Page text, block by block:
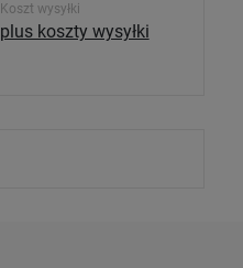
Koszt wysyłki
plus koszty wysyłki